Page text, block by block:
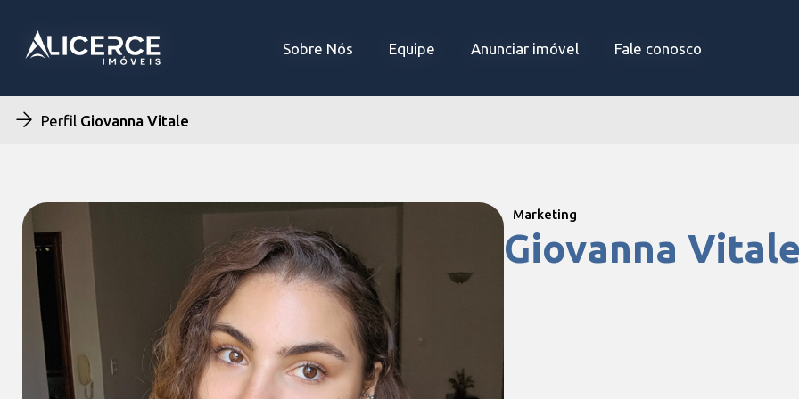
Sobre Nós Equipe Anunciar imóvel Fale conosco
Sobre Nós Equipe Anunciar imóvel Fale conosco
Perfil Giovanna Vitale
Marketing
Giovanna Vitale